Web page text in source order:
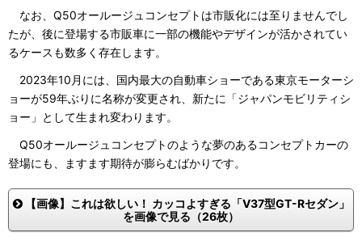
なお、Q50オールージュコンセプトは市販化には至りませんでし
たが、後に登場する市販車に一部の機能やデザインが活かされてい
るケースも数多く存在します。
2023年10月には、国内最大の自動車ショーである東京モーターシ
ョーが59年ぶりに名称が変更され、新たに「ジャパンモビリティシ
ョー」として生まれ変わります。
Q50オールージュコンセプトのような夢のあるコンセプトカーの
登場にも、ますます期待が膨らむばかりです。
【画像】これは欲しい！ カッコよすぎる「V37型GT-Rセダン」
を画像で見る（26枚）